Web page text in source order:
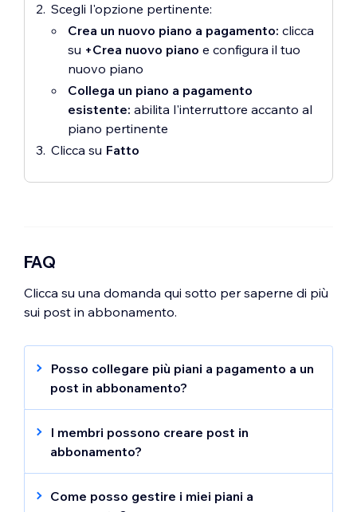
Scegli l'opzione pertinente:
Crea un nuovo piano a pagamento: clicca
su +Crea nuovo piano e configura il tuo
nuovo piano
Collega un piano a pagamento
esistente: abilita l'interruttore accanto al
piano pertinente
Clicca su Fatto
FAQ
Clicca su una domanda qui sotto per saperne di più
sui post in abbonamento.
Posso collegare più piani a pagamento a un
post in abbonamento?
Sì. Puoi collegare tutti i piani a pagamento
che vuoi a un post.
I membri possono creare post in
abbonamento?
No. Solo gli amministratori del gruppo
possono creare post in abbonamento.
Come posso gestire i miei piani a